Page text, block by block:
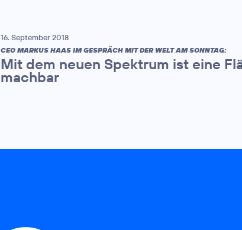
16. September 2018
CEO MARKUS HAAS IM GESPRÄCH MIT DER WELT AM SONNTAG:
Mit dem neuen Spektrum ist eine
machbar